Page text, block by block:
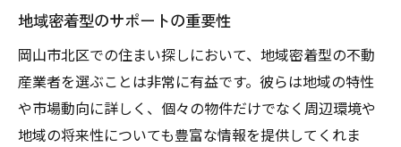
地域密着型のサポートの重要性
岡山市北区での住まい探しにおいて、地域密着型の不動
産業者を選ぶことは非常に有益です。彼らは地域の特性
や市場動向に詳しく、個々の物件だけでなく周辺環境や
地域の将来性についても豊富な情報を提供してくれま